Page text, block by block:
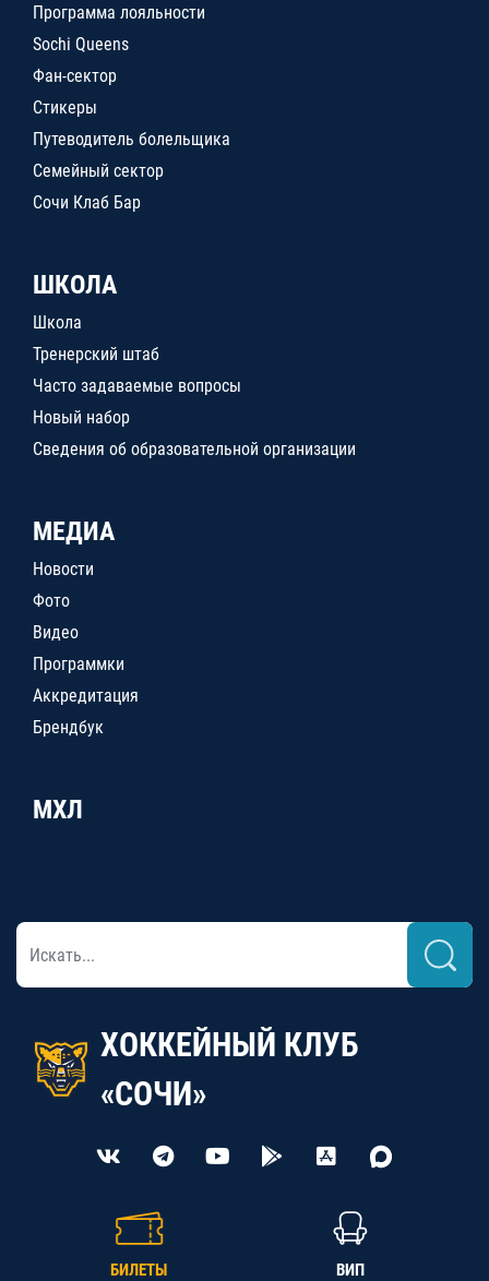
Программа лояльности
Sochi Queens
Фан-сектор
Стикеры
Путеводитель болельщика
Семейный сектор
Сочи Клаб Бар
ШКОЛА
Школа
Тренерский штаб
Часто задаваемые вопросы
Новый набор
Сведения об образовательной организации
МЕДИА
Новости
Фото
Видео
Программки
Аккредитация
Брендбук
МХЛ
ХОККЕЙНЫЙ КЛУБ
«СОЧИ»
БИЛЕТЫ ВИП